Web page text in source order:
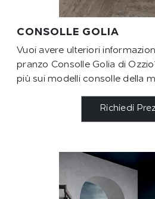
CONSOLLE GOLIA
Vuoi avere ulteriori
pranzo Consolle Golia di
più sui modelli consolle della
Richiedi